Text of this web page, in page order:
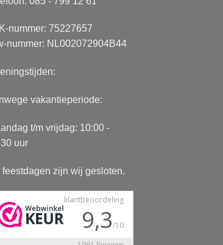
nummer: 75227657
nummer: NL002072904B44
vakantieperiode:
t/m vrijdag: 10:00 -
uur
feestdagen zijn wij gesloten.